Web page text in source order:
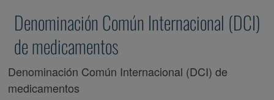
Denominación Común Internacional (DCI)
de medicamentos
Denominación Común Internacional (DCI) de
medicamentos